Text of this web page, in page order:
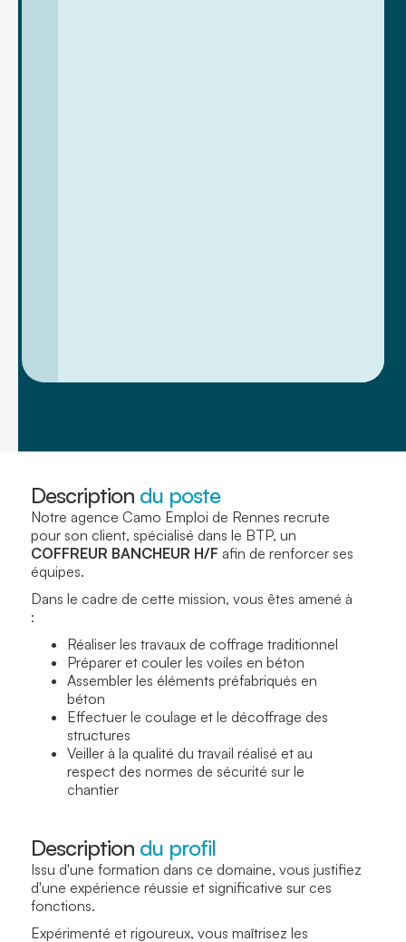
Description du poste
Notre agence Camo Emploi de Rennes recrute
pour son client, spécialisé dans le BTP, un
COFFREUR BANCHEUR H/F afin de renforcer ses
équipes.
Dans le cadre de cette mission, vous êtes amené à
:
Réaliser les travaux de coffrage traditionnel
Préparer et couler les voiles en béton
Assembler les éléments préfabriqués en
béton
Effectuer le coulage et le décoffrage des
structures
Veiller à la qualité du travail réalisé et au
respect des normes de sécurité sur le
chantier
Description du profil
Issu d'une formation dans ce domaine, vous justifiez
d'une expérience réussie et significative sur ces
fonctions.
Expérimenté et rigoureux, vous maîtrisez les